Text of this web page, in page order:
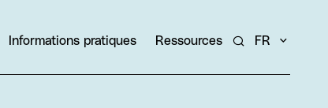
Informations pratiques Ressources Rechercher un
FR